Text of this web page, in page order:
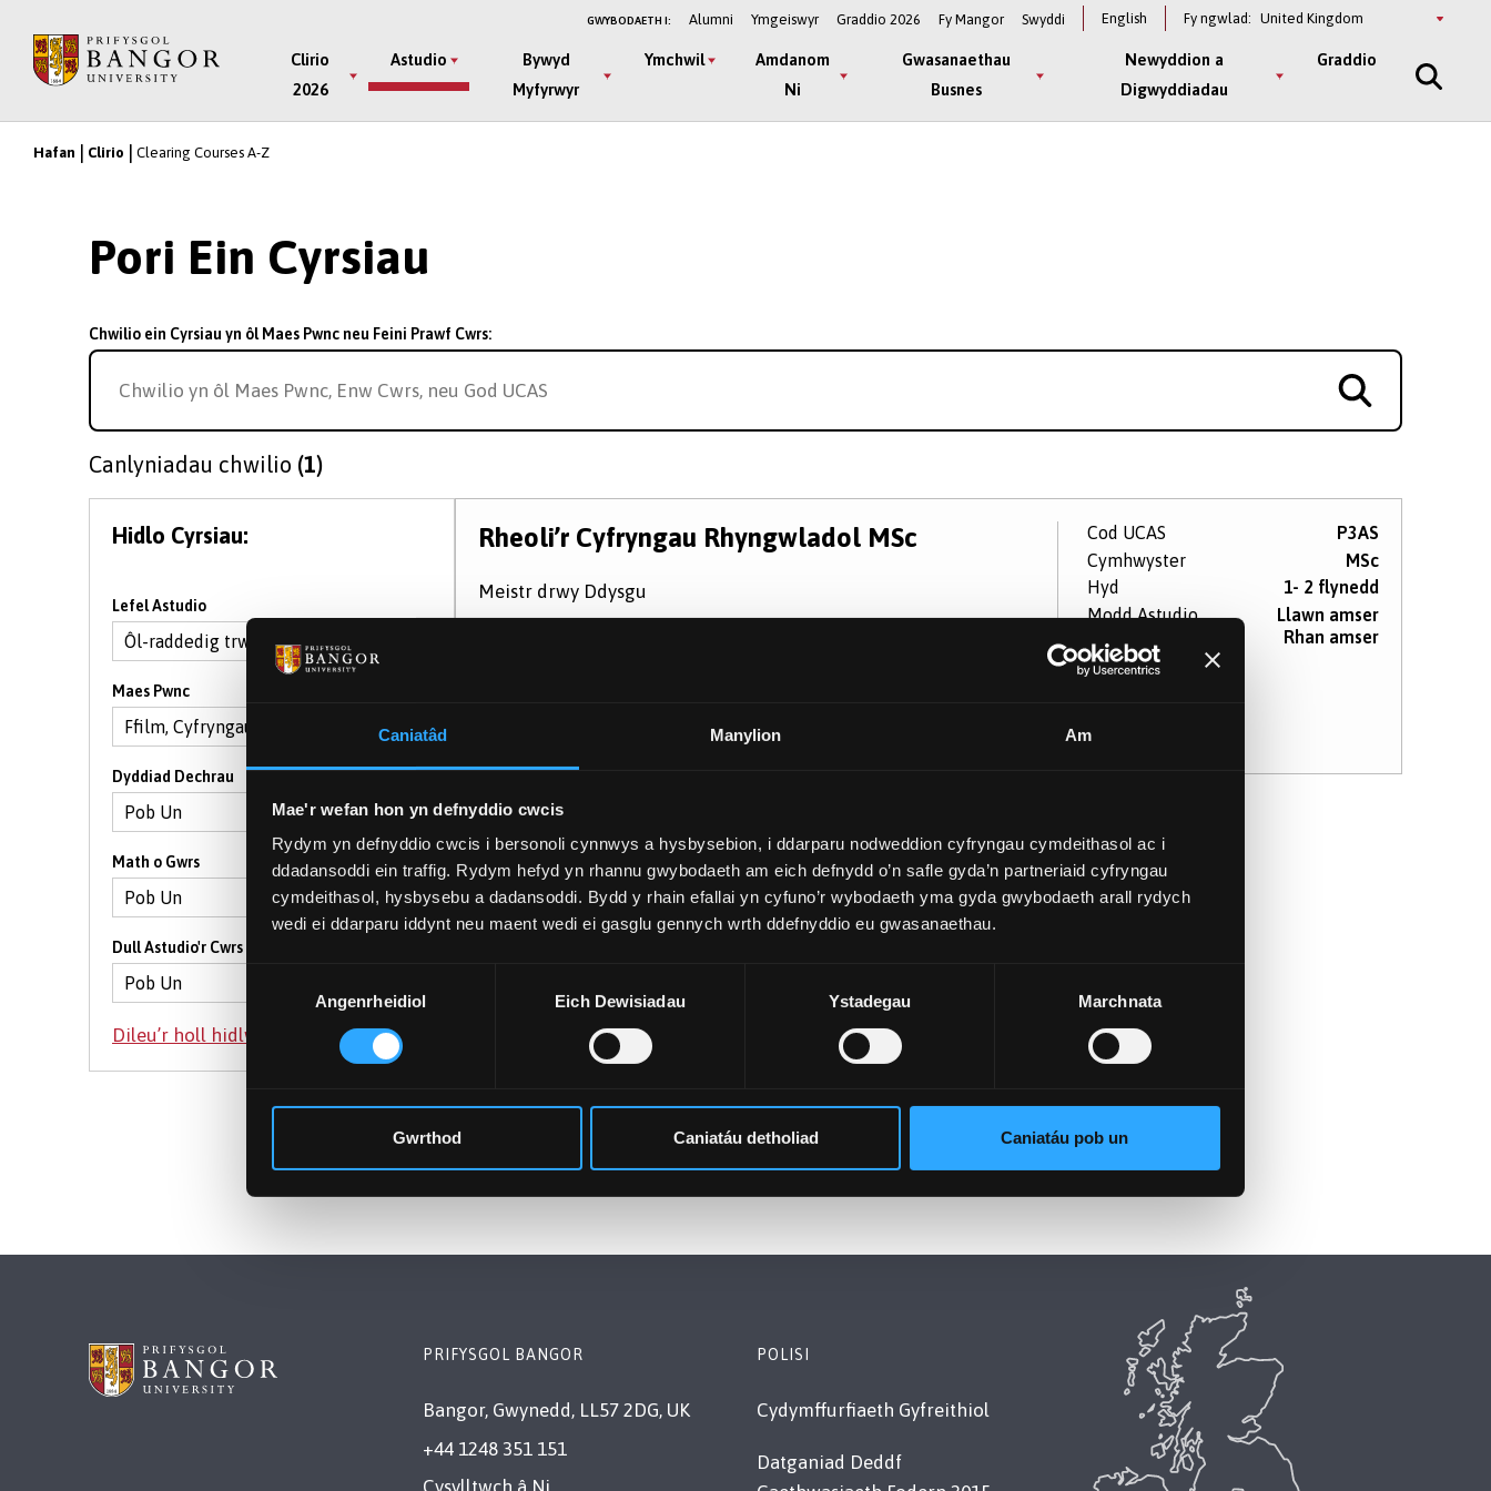
Caniatâd Manylion Am
Mae'r wefan hon yn defnyddio cwcis
Rydym yn defnyddio cwcis i bersonoli cynnwys a hysbysebion, i ddarparu nodweddion cyfryngau cymdeithasol ac i
ddadansoddi ein traffig. Rydym hefyd yn rhannu gwybodaeth am eich defnydd o’n safle gyda’n partneriaid cyfryngau
cymdeithasol, hysbysebu a dadansoddi. Bydd y rhain efallai yn cyfuno’r wybodaeth yma gyda gwybodaeth arall rydych
wedi ei ddarparu iddynt neu maent wedi ei gasglu gennych wrth ddefnyddio eu gwasanaethau.
Caniatâd
Angenrheidiol Eich Dewisiadau Ystadegau Marchnata
Gwrthod Caniatáu detholiad Caniatáu pob un
GWYBODAETH I: Alumni Ymgeiswyr Graddio 2026 Fy Mangor Swyddi English Fy ngwlad: Select
Main
Menu
Clirio
2026
Astudio
Bywyd
Myfyrwyr
Ymchwil
Amdanom
Ni
Gwasanaethau
Busnes
Newyddion a
Digwyddiadau
Graddio
Breadcrumb
Hafan Clirio Clearing Courses A-Z
Pori Ein Cyrsiau
Chwilio ein Cyrsiau yn ôl Maes Pwnc neu Feini Prawf Cwrs:
Canlyniadau chwilio (1)
Hidlo Cyrsiau:
Lefel Astudio
Maes Pwnc
Dyddiad Dechrau
Math o Gwrs
Dull Astudio'r Cwrs
Rheoli’r Cyfryngau Rhyngwladol MSc
Meistr drwy Ddysgu
Cod UCAS
P3AS
Cymhwyster
MSc
Hyd
1- 2 flynedd
Modd Astudio
Llawn amser
Rhan amser
PRIFYSGOL BANGOR
Bangor, Gwynedd, LL57 2DG, UK
+44 1248 351 151
Cysylltwch â Ni
POLISI
Cydymffurfiaeth Gyfreithiol
Datganiad Deddf